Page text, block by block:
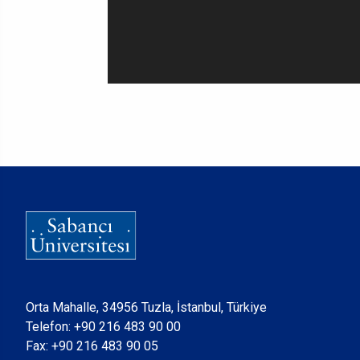
Orta Mahalle, 34956 Tuzla, İstanbul, Türkiye
Telefon: +90 216 483 90 00
Fax: +90 216 483 90 05